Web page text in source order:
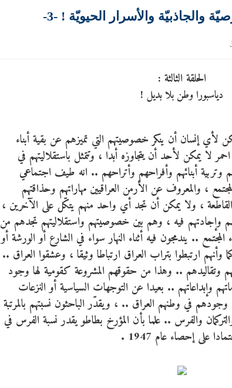
والجاذبيّة والأسرار الحيويّة ! -3-
الحلقة الثالثة :
دياسبورا وطن بلا بديل !
لأي إنسان أن ينكر خصوصيتهم التي تميزهم عن بقية أبناء
لا يمكن لأحد أن يتجاوزه أبدا ، وتتمثل باستقلاليتهم في
وتربية أبنائهم وأفراحهم وأتراحهم .. انه طيف اجتماعي
، والمعروف عن الأرمن العراقيين مهاراتهم وحذاقتهم
، ولا يمكن أن تجد أي واحد منهم يتكّل على الآخرين ،
وإجادتهم فيه ، وهم بين خصوصيتهم واستقلاليتهم تجدهم من
المجتمع .. يندمجون فيه أثناء النهار سواء في الشارع أو الورشة أو
وأنهم ارتبطوا بتراب العراق ارتباطا وثيقا ، وعشقوا العراق ..
وتقاليدهم .. وهذا من حقوقهم المشروعة كقومية لها وجود
وإبداعاتهم .. بعيدا عن التوجهات السياسية أو النزعات
في وطنهم العراق .. ، ويقدّر الباحثون نسبتهم بالمرتبة
والفرس .. علما بأن المؤرخ بطاطو يقدر نسبة الفرس في
على إحصاء عام 1947 .